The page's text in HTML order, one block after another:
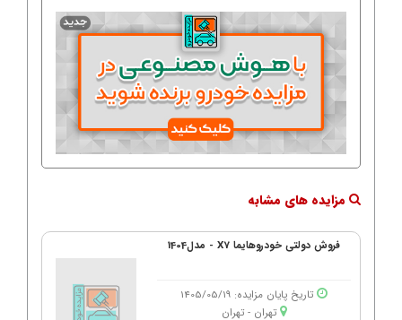
مزایده های مشابه
فروش دولتی خودروهایما X7 - مدل1404
تاریخ پایان مزایده: 1405/05/19
تهران - تهران